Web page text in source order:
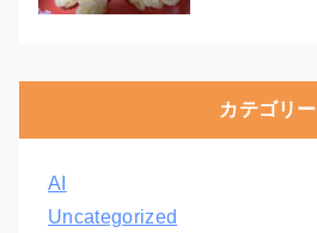
カテゴリー
AI
Uncategorized